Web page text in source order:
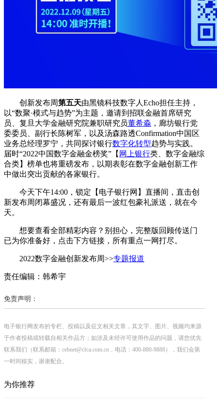
创新发布周第五天由黑镜科技数字人Echo担任主持，
以“数聚·模式与趋势”为主题，邀请到招联金融首席研究
员、复旦大学金融研究院兼职研究员董希淼 ，廊坊银行党
委委员、副行长陈树军，以及汤森路透Confirmation中国区
业务总经理罗宁，共同探讨银行数字化转型趋势与实践。
届时“2022中国数字金融金榜奖”【 网上银行类、数字金融综
合类】榜单也将重磅发布，以期表彰在数字金融创新工作
中做出突出贡献的各家银行。
今天下午14:00，锁定【电子银行网】直播间，直击创
新发布周闭幕盛况，还有最后一波红包豪礼派送，就在今
天。
想要查看全部精彩内容？别担心，完整版回顾传送门
已为你准备好，点击下方链接，所有重点一网打尽。
2022数字金融创新发布周>>专题报道
责任编辑：韩希宇
免责声明：
电子银行网发布的专栏、投稿以及征文相关文章，其文字、图片、视频均来源
于作者投稿或转载自相关作品方；如涉及未经许可使用作品的问题，请您优先
联系我们（联系邮箱：cebnet@cfca.com.cn，电话：400-880-9888），我们会第
一时间核实，谢谢配合。
为你推荐